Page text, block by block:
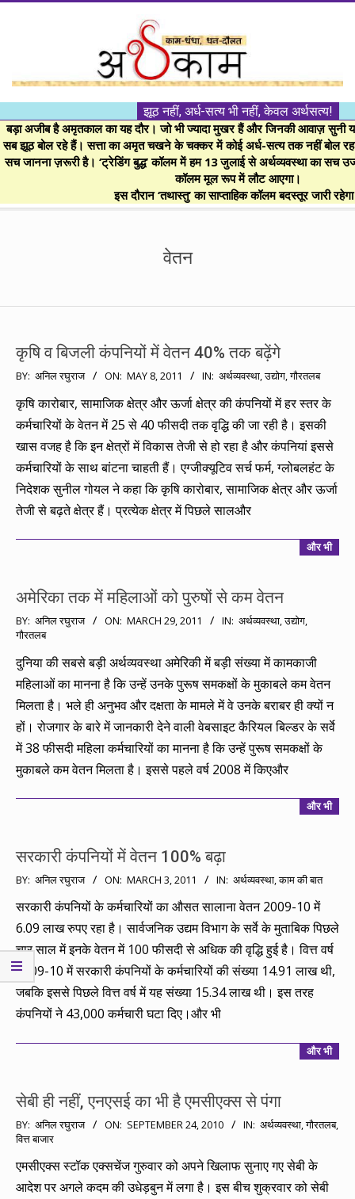
।।
अर्थकाम।।
BE
FINANCIALLY
झूठ नहीं, अर्ध-सत्य भी नहीं, केवल अर्थसत्य!
बड़ा अजीब है अमृतकाल का यह दौर। जो भी ज्यादा मुखर हैं और जिनकी आवाज़ सुनी
सब झूठ बोल रहे हैं। सत्ता का अमृत चखने के चक्कर में कोई अर्ध-सत्य तक नहीं बोल
सच जानना ज़रूरी है। ‘ट्रेडिंग बुद्ध’ कॉलम में हम 13 जुलाई से अर्थव्यवस्था का सच
कॉलम मूल रूप में लौट आएगा।
इस दौरान ‘तथास्तु’ का साप्ताहिक कॉलम बदस्तूर जारी
वेतन
कृषि व बिजली कंपनियों में वेतन 40% तक बढ़ेंगे
2011-
05-
08
BY: अनिल रघुराज ON: MAY 8, 2011 IN: अर्थव्यवस्था,उद्योग,गौरतलब
कृषि कारोबार, सामाजिक क्षेत्र और ऊर्जा क्षेत्र की कंपनियों में हर स्तर के
कर्मचारियों के वेतन में 25 से 40 फीसदी तक वृद्धि की जा रही है। इसकी
खास वजह है कि इन क्षेत्रों में विकास तेजी से हो रहा है और कंपनियां इससे
कर्मचारियों के साथ बांटना चाहती हैं। एग्जीक्यूटिव सर्च फर्म, ग्लोबलहंट के
निदेशक सुनील गोयल ने कहा कि कृषि कारोबार, सामाजिक क्षेत्र और ऊर्जा
तेजी से बढ़ते क्षेत्र हैं। प्रत्येक क्षेत्र में पिछले सालऔर
और भी
अमेरिका तक में महिलाओं को पुरुषों से कम वेतन
2011-
03-
29
BY: अनिल रघुराज ON: MARCH 29, 2011 IN: अर्थव्यवस्था,उद्योग,
गौरतलब
दुनिया की सबसे बड़ी अर्थव्यवस्था अमेरिकी में बड़ी संख्या में कामकाजी
महिलाओं का मानना है कि उन्हें उनके पुरूष समकक्षों के मुकाबले कम वेतन
मिलता है। भले ही अनुभव और दक्षता के मामले में वे उनके बराबर ही क्यों न
हों। रोजगार के बारे में जानकारी देने वाली वेबसाइट कैरियल बिल्डर के सर्वे
में 38 फीसदी महिला कर्मचारियों का मानना है कि उन्हें पुरूष समकक्षों के
मुकाबले कम वेतन मिलता है। इससे पहले वर्ष 2008 में किएऔर
और भी
सरकारी कंपनियों में वेतन 100% बढ़ा
2011-
03
BY: अनिल रघुराज ON: MARCH 3, 2011 IN: अर्थव्यवस्था,काम की बात
सरकारी कंपनियों के कर्मचारियों का औसत सालाना वेतन 2009-10 में
6.09 लाख रुपए रहा है। सार्वजनिक उद्यम विभाग के सर्वे के मुताबिक पिछले
चार साल में इनके वेतन में 100 फीसदी से अधिक की वृद्धि हुई है। वित्त वर्ष
2009-10 में सरकारी कंपनियों के कर्मचारियों की संख्या 14.91 लाख थी,
जबकि इससे पिछले वित्त वर्ष में यह संख्या 15.34 लाख थी। इस तरह
कंपनियों ने 43,000 कर्मचारी घटा दिए।और भी
और भी
सेबी ही नहीं, एनएसई का भी है एमसीएक्स से पंगा
2010-
09-
24
BY: अनिल रघुराज ON: SEPTEMBER 24, 2010 IN: अर्थव्यवस्था,गौरतलब,
वित्त बाजार
एमसीएक्स स्टॉक एक्सचेंज गुरुवार को अपने खिलाफ सुनाए गए सेबी के
आदेश पर अगले कदम की उधेड़बुन में लगा है। इस बीच शुक्रवार को सेबी